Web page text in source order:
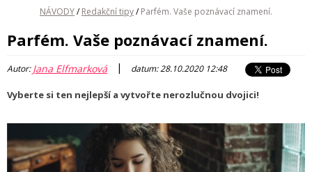
NÁVODY/ Redakční tipy/ Parfém. Vaše poznávací znamení.
Parfém. Vaše poznávací znamení.
Autor:Jana Elfmarková | datum: 28.10.2020 12:48
Vyberte si ten nejlepší a vytvořte nerozlučnou dvojici!